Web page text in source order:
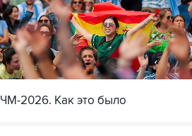
ЧМ-2026. Как это было